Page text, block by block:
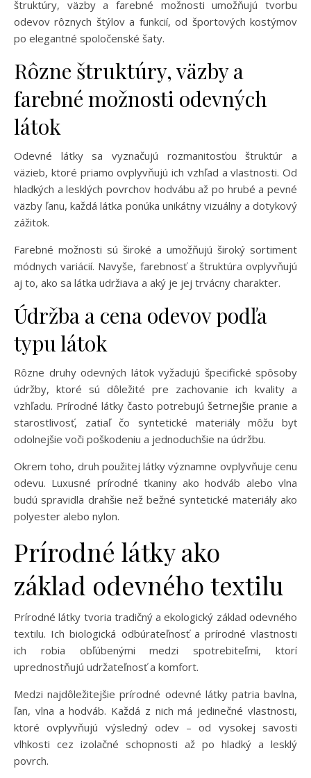
štruktúry, väzby a farebné možnosti umožňujú tvorbu
odevov rôznych štýlov a funkcií, od športových kostýmov
po elegantné spoločenské šaty.
Rôzne štruktúry, väzby a
farebné možnosti odevných
látok
Odevné látky sa vyznačujú rozmanitosťou štruktúr a
väzieb, ktoré priamo ovplyvňujú ich vzhľad a vlastnosti. Od
hladkých a lesklých povrchov hodvábu až po hrubé a pevné
väzby ľanu, každá látka ponúka unikátny vizuálny a dotykový
zážitok.
Farebné možnosti sú široké a umožňujú široký sortiment
módnych variácií. Navyše, farebnosť a štruktúra ovplyvňujú
aj to, ako sa látka udržiava a aký je jej trvácny charakter.
Údržba a cena odevov podľa
typu látok
Rôzne druhy odevných látok vyžadujú špecifické spôsoby
údržby, ktoré sú dôležité pre zachovanie ich kvality a
vzhľadu. Prírodné látky často potrebujú šetrnejšie pranie a
starostlivosť, zatiaľ čo syntetické materiály môžu byť
odolnejšie voči poškodeniu a jednoduchšie na údržbu.
Okrem toho, druh použitej látky významne ovplyvňuje cenu
odevu. Luxusné prírodné tkaniny ako hodváb alebo vlna
budú spravidla drahšie než bežné syntetické materiály ako
polyester alebo nylon.
Prírodné látky ako
základ odevného textilu
Prírodné látky tvoria tradičný a ekologický základ odevného
textilu. Ich biologická odbúrateľnosť a prírodné vlastnosti
ich robia obľúbenými medzi spotrebiteľmi, ktorí
uprednostňujú udržateľnosť a komfort.
Medzi najdôležitejšie prírodné odevné látky patria bavlna,
ľan, vlna a hodváb. Každá z nich má jedinečné vlastnosti,
ktoré ovplyvňujú výsledný odev – od vysokej savosti
vlhkosti cez izolačné schopnosti až po hladký a lesklý
povrch.